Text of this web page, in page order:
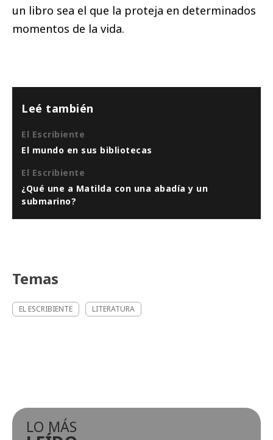
un libro sea el que la proteja en determinados
momentos de la vida.
Leé también
El Escribiente
El mundo en sus bibliotecas
El Escribiente
¿Qué une a Matilda con una abadía y un
submarino?
Temas
EL ESCRIBIENTE LITERATURA
LO MÁS